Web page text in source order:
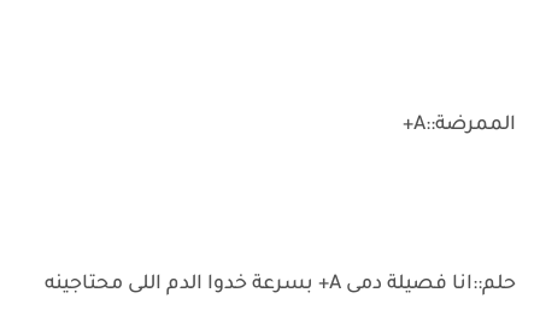
الممرضة::A+
حلم::انا فصيلة دمى A+ بسرعة خدوا الدم اللى محتاجينه